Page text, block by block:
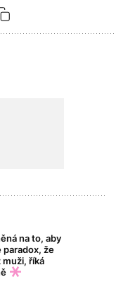
na to, aby
paradox, že
muži, říká